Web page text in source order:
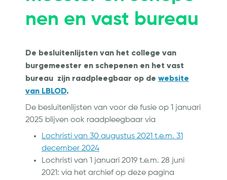
nen en vast bureau
De besluitenlijsten van het college van
burgemeester en schepenen en het vast
bureau zijn raadpleegbaar op de website
van LBLOD.
De besluitenlijsten van voor de fusie op 1 januari
2025 blijven ook raadpleegbaar via
Lochristi van 30 augustus 2021 t.e.m. 31
december 2024
Lochristi van 1 januari 2019 t.e.m. 28 juni
2021: via het archief op deze pagina